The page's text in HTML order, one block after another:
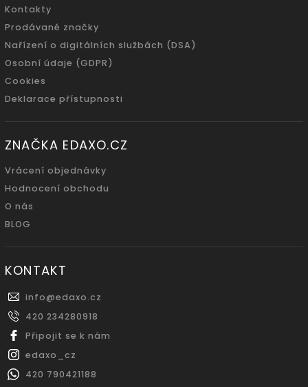
Kontakty
Prodávané značky
Nařízení o digitálních službách (DSA)
Osobní údaje (GDPR)
Cookies
Deklarace přístupnosti
ZNAČKA EDAXO.CZ
Vrácení objednávky
Hodnocení obchodu
O nás
BLOG
KONTAKT
info@edaxo.cz
420 234280918
Připojit se k nám
edaxo_cz
420 790421188